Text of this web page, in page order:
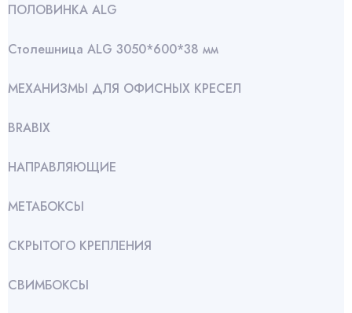
ПОЛОВИНКА ALG
Столешница ALG 3050*600*38 мм
МЕХАНИЗМЫ ДЛЯ ОФИСНЫХ КРЕСЕЛ
BRABIX
НАПРАВЛЯЮЩИЕ
МЕТАБОКСЫ
СКРЫТОГО КРЕПЛЕНИЯ
СВИМБОКСЫ